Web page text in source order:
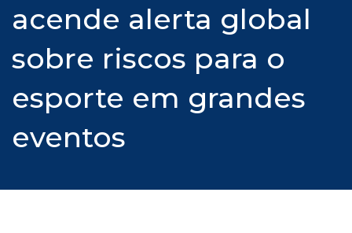
acende alerta global
sobre riscos para o
esporte em grandes
eventos